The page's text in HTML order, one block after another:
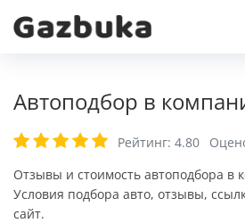
Автоподбор в
Рейтинг: 4.80
Отзывы и стоимость автоподбора в
Условия подбора авто, отзывы,
сайт.